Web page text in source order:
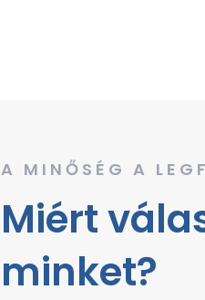
A MINŐSÉG A
Miért
minket?